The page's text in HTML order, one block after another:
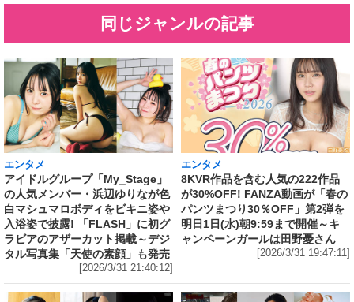
同じジャンルの記事
エンタメ
アイドルグループ「My_Stage」
の人気メンバー・浜辺ゆりなが色
白マシュマロボディをビキニ姿や
入浴姿で披露! 「FLASH」に初グ
ラビアのアザーカット掲載～デジ
タル写真集「天使の素顔」も発売
[2026/3/31 21:40:12]
エンタメ
8KVR作品を含む人気の222作品
が30%OFF! FANZA動画が「春の
パンツまつり30％OFF」第2弾を
明日1日(水)朝9:59まで開催～キ
ャンペーンガールは田野憂さん
[2026/3/31 19:47:11]